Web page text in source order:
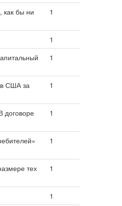
как бы ни
1
1
1
США за
1
договоре
1
1
тех
1
1